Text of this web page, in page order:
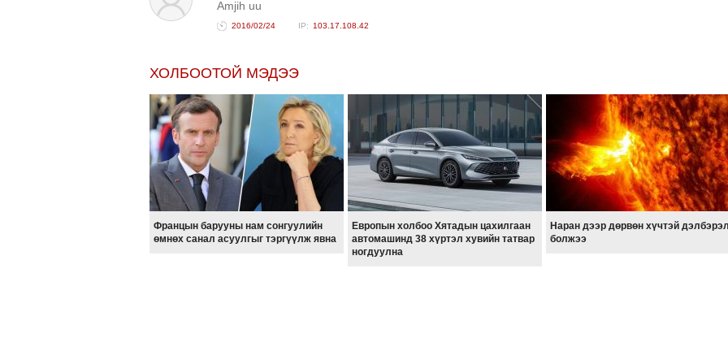
Amjih uu
2016/02/24 103.17.108.42
ХОЛБООТОЙ МЭДЭЭ
Францын барууны нам сонгуулийн
өмнөх санал асуулгыг тэргүүлж явна
Европын холбоо Хятадын цахилгаан
автомашинд 38 хүртэл хувийн татвар
ногдуулна
Наран дээр дөрвөн хүчтэй
болжээ